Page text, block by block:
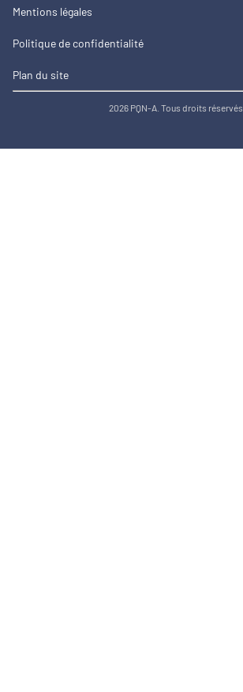
Mentions légales
Politique de confidentialité
Plan du site
2026 PQN-A. Tous droits réservés.